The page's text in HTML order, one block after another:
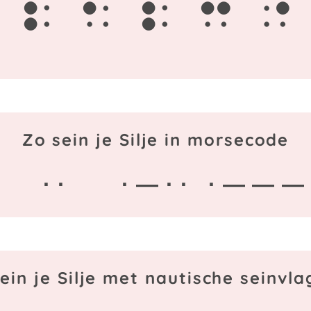
Zo sein je Silje in morsecode
· · · — · · · — — —
je Silje met nautische